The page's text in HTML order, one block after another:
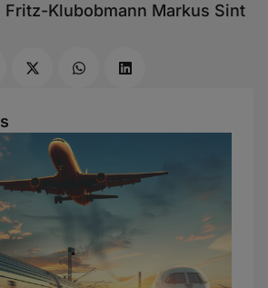
Fritz-Klubobmann Markus Sint